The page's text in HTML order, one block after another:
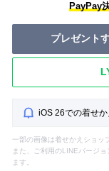
PayPay
プレゼント
iOS 26での着せ
一部の画像は着せかえショッ
また、ご利用のLINEバージ
ます。